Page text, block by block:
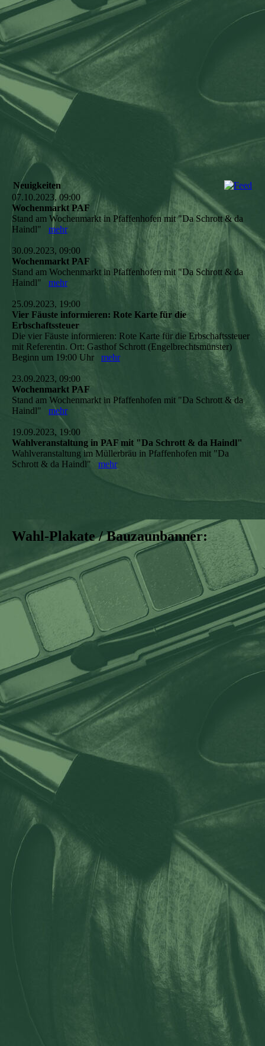
Neuigkeiten
07.10.2023, 09:00
Wochenmarkt PAF
Stand am Wochenmarkt in Pfaffenhofen mit "Da Schrott & da
Haindl" mehr
30.09.2023, 09:00
Wochenmarkt PAF
Stand am Wochenmarkt in Pfaffenhofen mit "Da Schrott & da
Haindl" mehr
25.09.2023, 19:00
Vier Fäuste informieren: Rote Karte für die
Erbschaftssteuer
Die vier Fäuste informieren: Rote Karte für die Erbschaftssteuer
mit Referentin. Ort: Gasthof Schrott (Engelbrechtsmünster)
Beginn um 19:00 Uhr mehr
23.09.2023, 09:00
Wochenmarkt PAF
Stand am Wochenmarkt in Pfaffenhofen mit "Da Schrott & da
Haindl" mehr
19.09.2023, 19:00
Wahlveranstaltung in PAF mit "Da Schrott & da Haindl"
Wahlveranstaltung im Müllerbräu in Pfaffenhofen mit "Da
Schrott & da Haindl" mehr
Wahl-Plakate / Bauzaunbanner: